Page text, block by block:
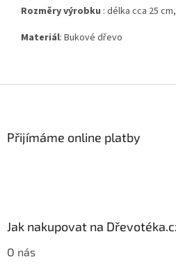
Rozměry výrobku : délka cca 25
Materiál: Bukové dřevo
Přijímáme online platby
Jak nakupovat na
O nás